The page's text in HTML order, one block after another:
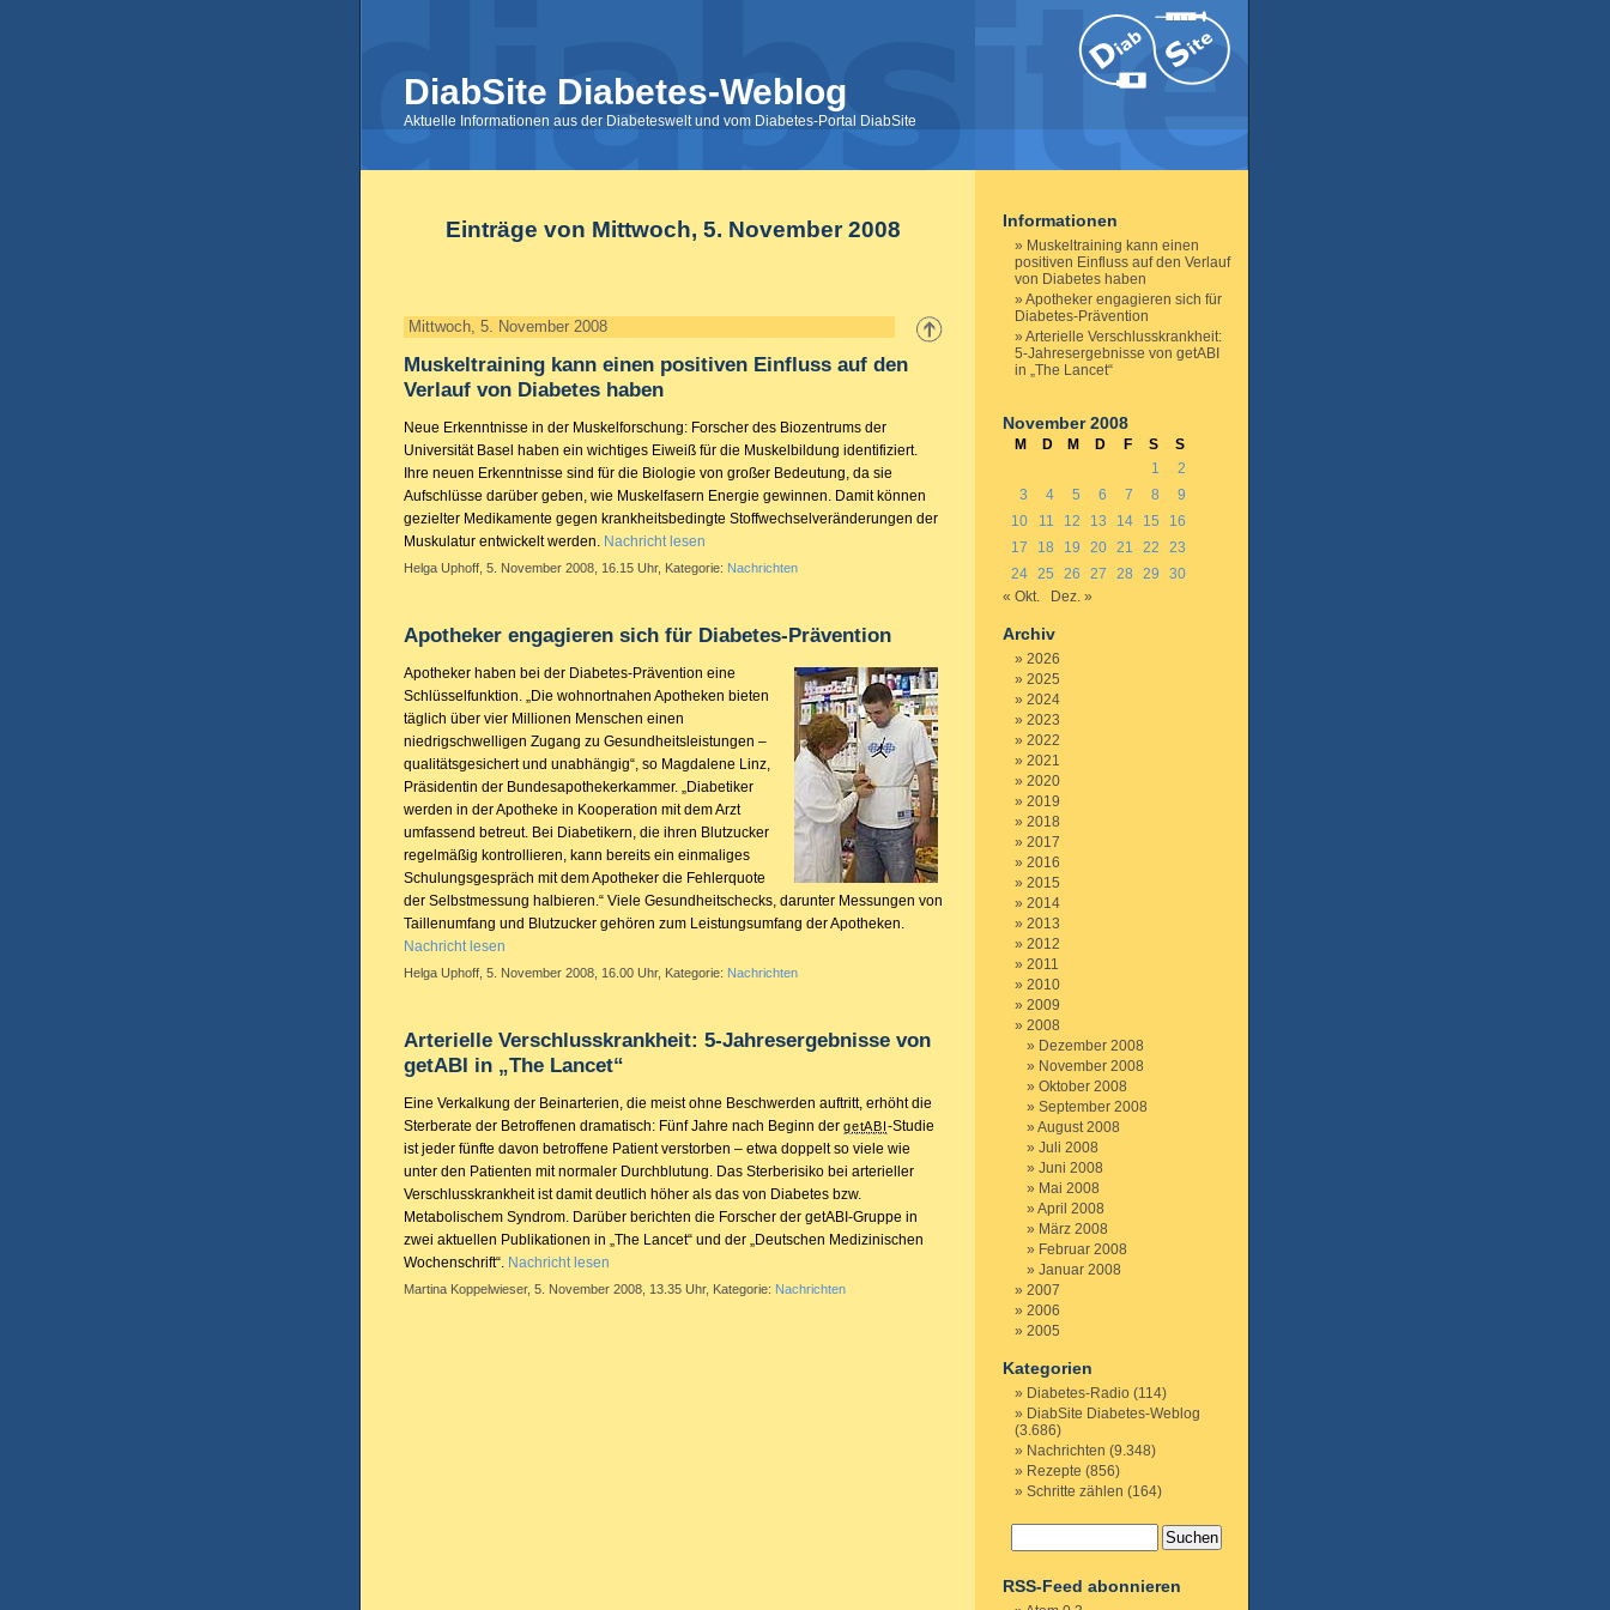
DiabSite Diabetes-Weblog
Aktuelle Informationen aus der Diabeteswelt und vom Diabetes-Portal DiabSite
Einträge von Mittwoch, 5. November 2008
Mittwoch, 5. November 2008
Muskeltraining kann einen positiven Einfluss auf den
Verlauf von Diabetes haben
Neue Erkenntnisse in der Muskelforschung: Forscher des Biozentrums der
Universität Basel haben ein wichtiges Eiweiß für die Muskelbildung identifiziert.
Ihre neuen Erkenntnisse sind für die Biologie von großer Bedeutung, da sie
Aufschlüsse darüber geben, wie Muskelfasern Energie gewinnen. Damit können
gezielter Medikamente gegen krankheitsbedingte Stoffwechselveränderungen der
Muskulatur entwickelt werden. Nachricht lesen
Helga Uphoff, 5. November 2008, 16.15 Uhr, Kategorie: Nachrichten
Apotheker engagieren sich für Diabetes-Prävention
Apotheker haben bei der Diabetes-Prävention eine
Schlüsselfunktion. „Die wohnortnahen Apotheken bieten
täglich über vier Millionen Menschen einen
niedrigschwelligen Zugang zu Gesundheitsleistungen –
qualitätsgesichert und unabhängig“, so Magdalene Linz,
Präsidentin der Bundesapothekerkammer. „Diabetiker
werden in der Apotheke in Kooperation mit dem Arzt
umfassend betreut. Bei Diabetikern, die ihren Blutzucker
regelmäßig kontrollieren, kann bereits ein einmaliges
Schulungsgespräch mit dem Apotheker die Fehlerquote
der Selbstmessung halbieren.“ Viele Gesundheitschecks, darunter Messungen von
Taillenumfang und Blutzucker gehören zum Leistungsumfang der Apotheken.
Nachricht lesen
Helga Uphoff, 5. November 2008, 16.00 Uhr, Kategorie: Nachrichten
Arterielle Verschlusskrankheit: 5-Jahresergebnisse von
getABI in „The Lancet“
Eine Verkalkung der Beinarterien, die meist ohne Beschwerden auftritt, erhöht die
Sterberate der Betroffenen dramatisch: Fünf Jahre nach Beginn der getABI-Studie
ist jeder fünfte davon betroffene Patient verstorben – etwa doppelt so viele wie
unter den Patienten mit normaler Durchblutung. Das Sterberisiko bei arterieller
Verschlusskrankheit ist damit deutlich höher als das von Diabetes bzw.
Metabolischem Syndrom. Darüber berichten die Forscher der getABI-Gruppe in
zwei aktuellen Publikationen in „The Lancet“ und der „Deutschen Medizinischen
Wochenschrift“. Nachricht lesen
Martina Koppelwieser, 5. November 2008, 13.35 Uhr, Kategorie: Nachrichten
Informationen
Muskeltraining kann einen
positiven Einfluss auf den Verlauf
von Diabetes haben
Apotheker engagieren sich für
Diabetes-Prävention
Arterielle Verschlusskrankheit:
5-Jahresergebnisse von getABI
in „The Lancet“
November 2008
M D M D F S
S
1
2
3
4 5 6 7 8
9
10
11 12 13 14 15
16
17
18 19 20 21 22
23
24 25 26 27 28 29
30
« Okt.
Dez. »
Archiv
2026
2025
2024
2023
2022
2021
2020
2019
2018
2017
2016
2015
2014
2013
2012
2011
2010
2009
2008
Dezember 2008
November 2008
Oktober 2008
September 2008
August 2008
Juli 2008
Juni 2008
Mai 2008
April 2008
März 2008
Februar 2008
Januar 2008
2007
2006
2005
Kategorien
Diabetes-Radio (114)
DiabSite Diabetes-Weblog
(3.686)
Nachrichten (9.348)
Rezepte (856)
Schritte zählen (164)
RSS-Feed abonnieren